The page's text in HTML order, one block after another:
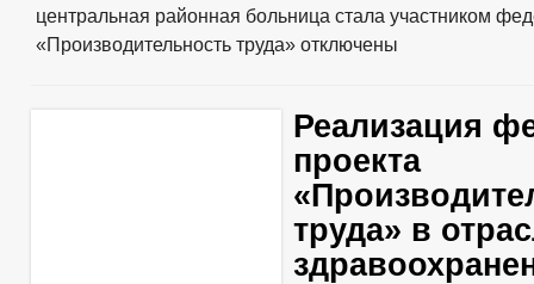
центральная районная больница стала участником
«Производительность труда» отключены
Реализация
проекта
труда» в